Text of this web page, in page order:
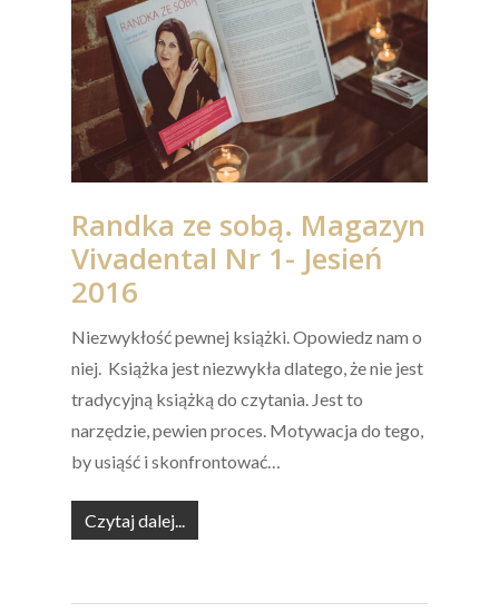
Randka ze sobą. Magazyn
Vivadental Nr 1- Jesień
2016
Niezwykłość pewnej książki. Opowiedz nam o
niej. Książka jest niezwykła dlatego, że nie jest
tradycyjną książką do czytania. Jest to
narzędzie, pewien proces. Motywacja do tego,
by usiąść i skonfrontować…
Czytaj dalej...